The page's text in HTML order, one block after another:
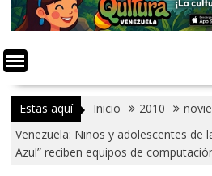
Estas aquí Inicio 2010
Venezuela: Niños y adolescentes de
Azul” reciben equipos de